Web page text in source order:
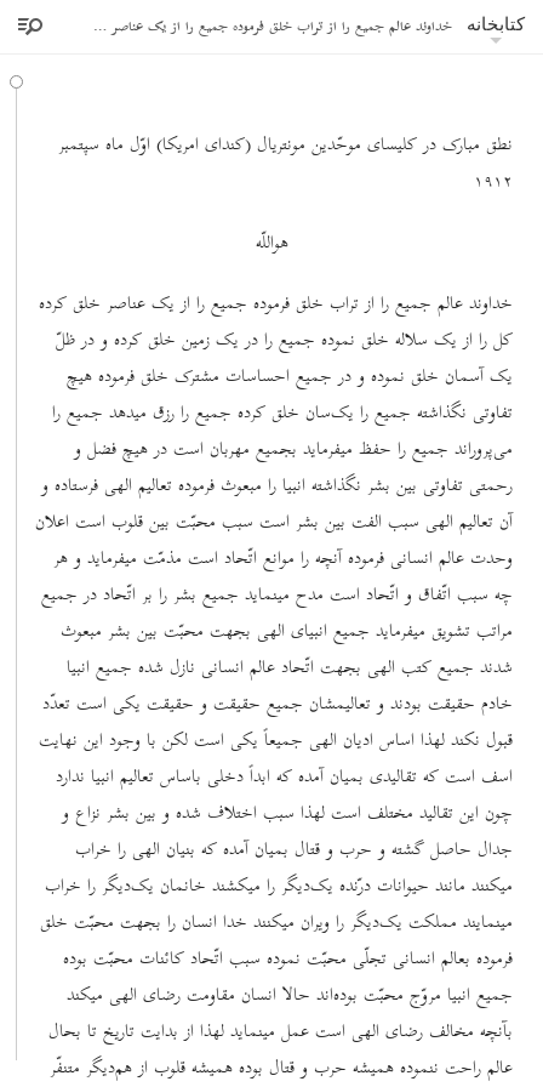
کتابخانه خداوند عالم جمیع را از تراب خلق فرموده جمیع را از یک عناصر خلق کرده
نطق مبارک در کلیسای موحّدین مونتریال (کندای امریکا) اوّل ماه سپتمبر
١٩١٢
هواللّه
خداوند عالم جمیع را از تراب خلق فرموده جمیع را از یک عناصر خلق کرده
کل را از یک سلاله خلق نموده جمیع را در یک زمین خلق کرده و در ظلّ
یک آسمان خلق نموده و در جمیع احساسات مشترک خلق فرموده هیچ
تفاوتی نگذاشته جمیع را یک‌سان خلق کرده جمیع را رزق میدهد جمیع را
می‌پروراند جمیع را حفظ میفرماید بجمیع مهربان است در هیچ فضل و
رحمتی تفاوتی بین بشر نگذاشته انبیا را مبعوث فرموده تعالیم الهی فرستاده و
آن تعالیم الهی سبب الفت بین بشر است سبب محبّت بین قلوب است اعلان
وحدت عالم انسانی فرموده آنچه را موانع اتّحاد است مذمّت میفرماید و هر
چه سبب اتّفاق و اتّحاد است مدح مینماید جمیع بشر را بر اتّحاد در جمیع
مراتب تشویق میفرماید جمیع انبیای الهی بجهت محبّت بین بشر مبعوث
شدند جمیع کتب الهی بجهت اتّحاد عالم انسانی نازل شده جمیع انبیا
خادم حقیقت بودند و تعالیمشان جمیع حقیقت و حقیقت یکی است تعدّد
قبول نکند لهذا اساس ادیان الهی جمیعاً یکی است لکن با وجود این نهایت
اسف است که تقالیدی بمیان آمده که ابداً دخلی باساس تعالیم انبیا ندارد
چون این تقالید مختلف است لهذا سبب اختلاف شده و بین بشر نزاع و
جدال حاصل گشته و حرب و قتال بمیان آمده که بنیان الهی را خراب
میکنند مانند حیوانات درّنده یک‌دیگر را میکشند خانمان یک‌دیگر را خراب
مینمایند مملکت یک‌دیگر را ویران میکنند خدا انسان را بجهت محبّت خلق
فرموده بعالم انسانی تجلّی محبّت نموده سبب اتّحاد کائنات محبّت بوده
جمیع انبیا مروّج محبّت بوده‌اند حالا انسان مقاومت رضای الهی میکند
بآنچه مخالف رضای الهی است عمل مینماید لهذا از بدایت تاریخ تا بحال
عالم راحت ننموده همیشه حرب و قتال بوده همیشه قلوب از هم‌دیگر متنفّر